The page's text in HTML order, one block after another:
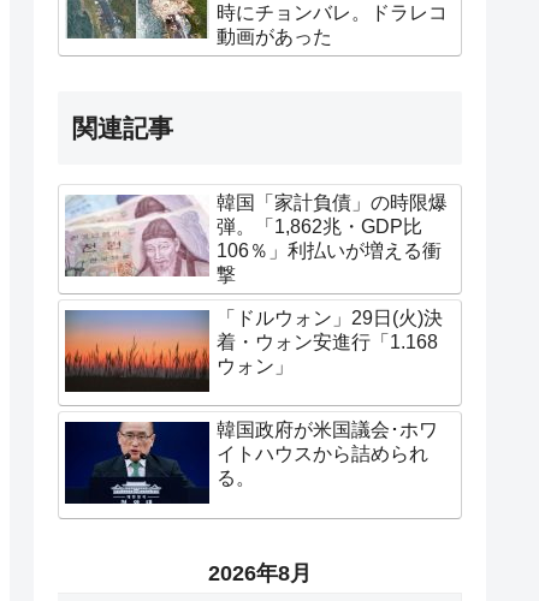
時にチョンバレ。ドラレコ
動画があった
関連記事
韓国「家計負債」の時限爆
弾。「1,862兆・GDP比
106％」利払いが増える衝
撃
「ドルウォン」29日(火)決
着・ウォン安進行「1.168
ウォン」
韓国政府が米国議会･ホワ
イトハウスから詰められ
る。
2026年8月